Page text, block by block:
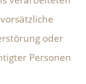
oder
Personen